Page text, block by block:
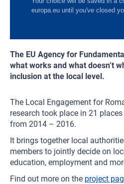
The EU Agency for
what works and what doesn’t
inclusion at the local level.
The Local Engagement for
research took place in 21
from 2014 – 2016.
It brings together local
members to jointly decide on
education, employment and
Find out more on the project